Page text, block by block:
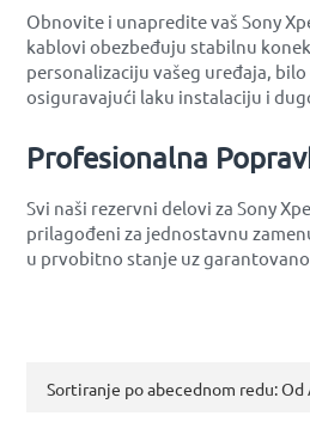
Obnovite i unapredite vaš Sony
kablovi obezbeđuju stabilnu
personalizaciju vašeg uređaja,
osiguravajući laku instalaciju i
Profesionalna
Svi naši rezervni delovi za Sony
prilagođeni za jednostavnu
u prvobitno stanje uz
Sortiranje po abecednom redu: Od